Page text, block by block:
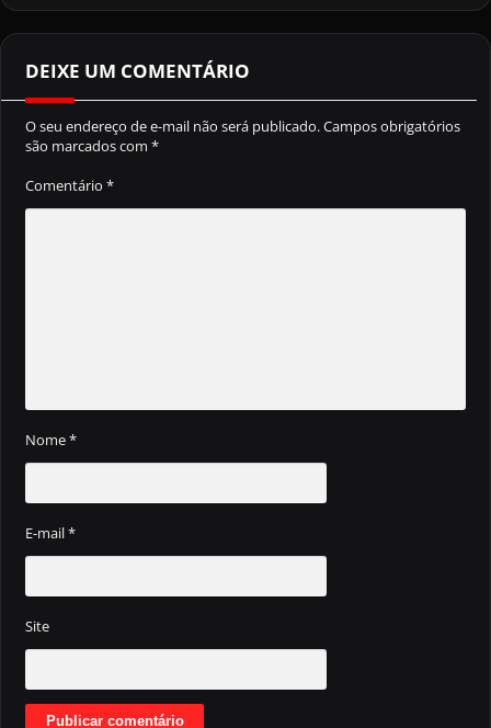
DEIXE UM COMENTÁRIO
O seu endereço de e-mail não será publicado.Campos obrigatórios
são marcados com *
Comentário *
Nome*
E-mail*
Site